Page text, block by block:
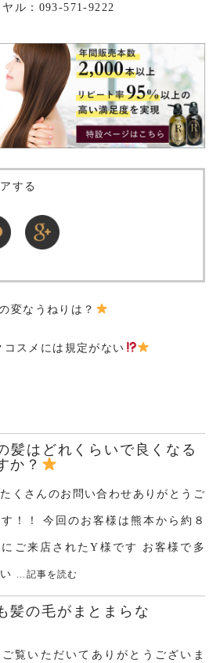
ル： 093-571-9222
する
変なうねりは？
コスメには規定がない
髪はどれくらいで良くなる
か？
くさんのお問い合わせありがとうご
！！ 今回のお客様は熊本から約８
ご来店されたY様です お客様で多
...記事を読む
髪の毛がまとまらな
覧いただいてありがとうございま